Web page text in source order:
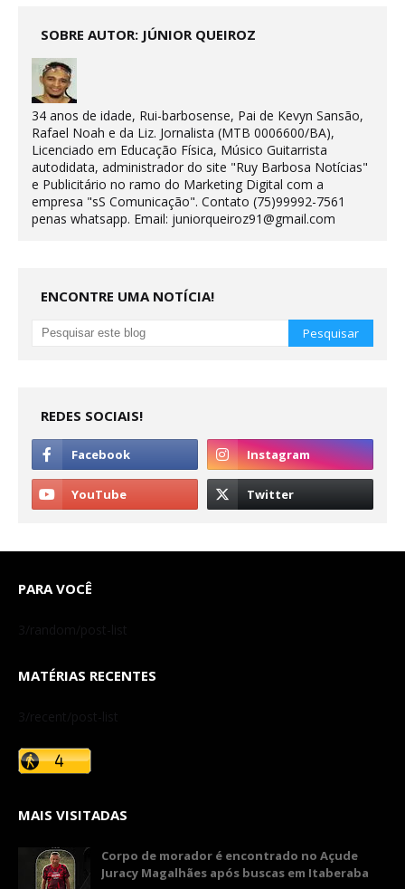
SOBRE AUTOR: JÚNIOR QUEIROZ
34 anos de idade, Rui-barbosense, Pai de Kevyn Sansão,
Rafael Noah e da Liz. Jornalista (MTB 0006600/BA),
Licenciado em Educação Física, Músico Guitarrista
autodidata, administrador do site "Ruy Barbosa Notícias"
e Publicitário no ramo do Marketing Digital com a
empresa "sS Comunicação". Contato (75)99992-7561
penas whatsapp. Email: juniorqueiroz91@gmail.com
ENCONTRE UMA NOTÍCIA!
REDES SOCIAIS!
PARA VOCÊ
3/random/post-list
MATÉRIAS RECENTES
3/recent/post-list
MAIS VISITADAS
Corpo de morador é encontrado no Açude
Juracy Magalhães após buscas em Itaberaba